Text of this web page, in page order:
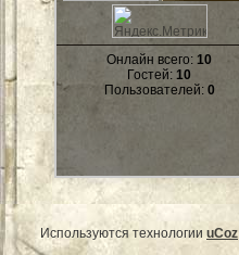
Онлайн всего:10
Гостей:10
Пользователей: 0
Используются технологии uCoz